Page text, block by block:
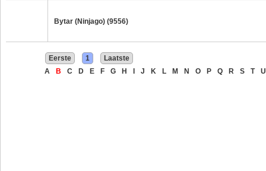
Bytar (Ninjago) (9556)
Eerste 1
Laatste
A
B C D E F G H J K L M N O P Q R S T U